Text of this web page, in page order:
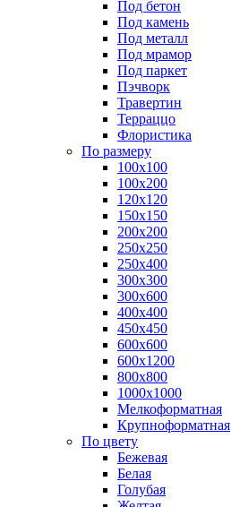
Под бетон
Под камень
Под металл
Под мрамор
Под паркет
Пэчворк
Травертин
Терраццо
Флористика
По размеру
100х100
100х200
120х120
150х150
200х200
250х250
250х400
300х300
300х600
400х400
450х450
600х600
600х1200
800х800
1000х1000
Мелкоформатная
Крупноформатная
По цвету
Бежевая
Белая
Голубая